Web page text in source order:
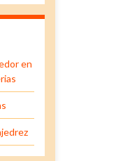
en